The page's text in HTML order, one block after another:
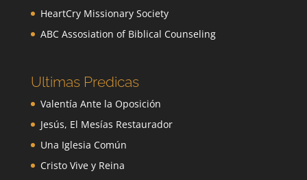
HeartCry Missionary Society
ABC Assosiation of Biblical Counseling
Ultimas Predicas
Valentía Ante la Oposición
Jesús, El Mesías Restaurador
Una Iglesia Común
Cristo Vive y Reina